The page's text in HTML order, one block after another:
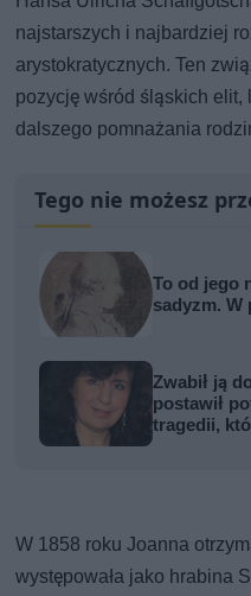
najstarszych i najbardziej
arystokratycznych. Ten
pozycję wśród śląskich elit,
dalszego pomnażania
Tego nie możesz
To od jego
sadyzm. W
Zwabił ją
postawił
tragedii,
W 1858 roku Joanna
występowała jako hrabina